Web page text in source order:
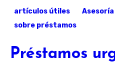
artículos útiles
sobre préstamos
Préstamos